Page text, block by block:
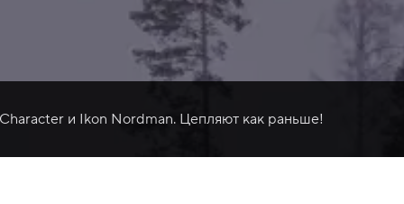
и Ikon Nordman. Цепляют как раньше!